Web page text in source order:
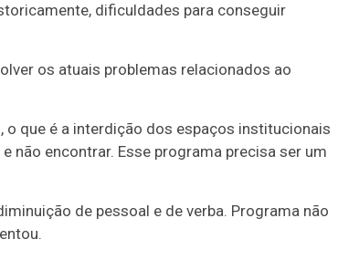
dificuldades para conseguir
os atuais problemas relacionados ao
o que é a interdição dos espaços institucionais
não encontrar. Esse programa precisa ser um
de pessoal e de verba. Programa não